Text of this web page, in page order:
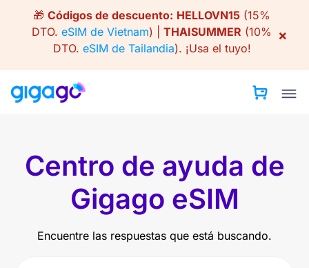
🎁 Códigos de descuento: HELLOVN15 (15%
DTO. eSIM de Vietnam) | THAISUMMER (10%
DTO. eSIM de Tailandia). ¡Usa el tuyo!
×
Centro de ayuda de
Gigago eSIM
Encuentre las respuestas que está buscando.